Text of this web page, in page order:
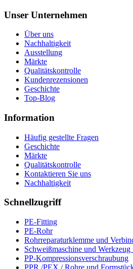
Unser Unternehmen
Über uns
Nachhaltigkeit
Ausstellung
Märkte
Qualitätskontrolle
Kundenrezensionen
Geschichte
Top-Blog
Information
Häufig gestellte Fragen
Geschichte
Märkte
Qualitätskontrolle
Kontaktieren Sie uns
Nachhaltigkeit
Schnellzugriff
PE-Fitting
PE-Rohr
Rohrreparaturklemme und
Schweißmaschine und
PP-Kompressionsverschraubung